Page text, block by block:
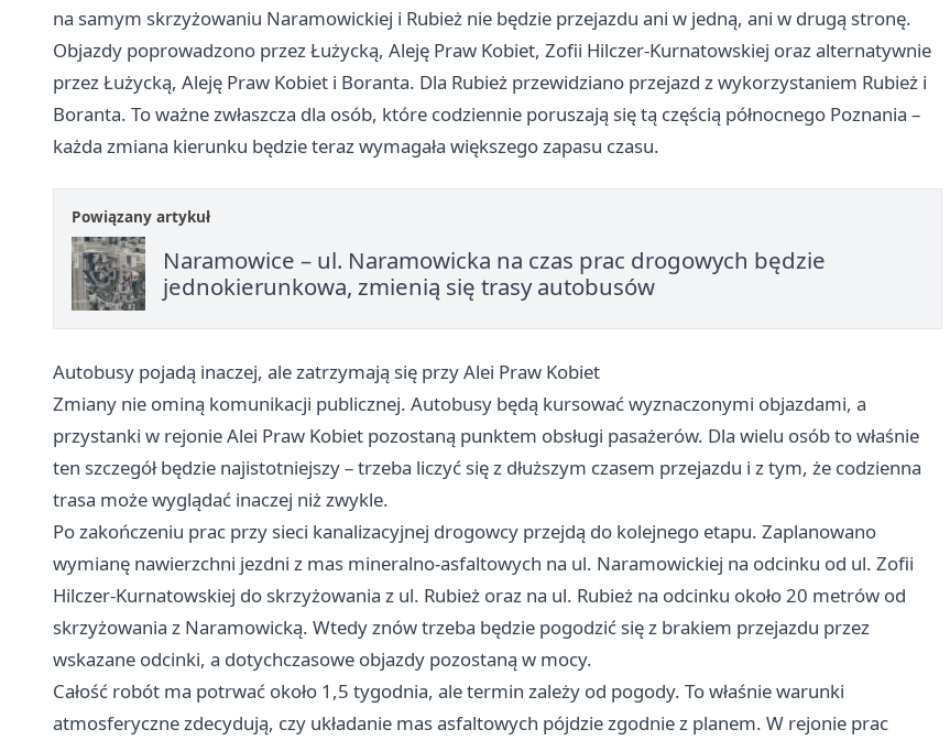
na samym skrzyżowaniu Naramowickiej i Rubież nie będzie przejazdu ani w jedną, ani w drugą stronę.
Objazdy poprowadzono przez Łużycką, Aleję Praw Kobiet, Zofii Hilczer-Kurnatowskiej oraz alternatywnie
przez Łużycką, Aleję Praw Kobiet i Boranta. Dla Rubież przewidziano przejazd z wykorzystaniem Rubież i
Boranta. To ważne zwłaszcza dla osób, które codziennie poruszają się tą częścią północnego Poznania –
każda zmiana kierunku będzie teraz wymagała większego zapasu czasu.
Powiązany artykuł
Naramowice – ul. Naramowicka na czas prac drogowych będzie
jednokierunkowa, zmienią się trasy autobusów
Autobusy pojadą inaczej, ale zatrzymają się przy Alei Praw Kobiet
Zmiany nie ominą komunikacji publicznej. Autobusy będą kursować wyznaczonymi objazdami, a
przystanki w rejonie Alei Praw Kobiet pozostaną punktem obsługi pasażerów. Dla wielu osób to właśnie
ten szczegół będzie najistotniejszy – trzeba liczyć się z dłuższym czasem przejazdu i z tym, że codzienna
trasa może wyglądać inaczej niż zwykle.
Po zakończeniu prac przy sieci kanalizacyjnej drogowcy przejdą do kolejnego etapu. Zaplanowano
wymianę nawierzchni jezdni z mas mineralno-asfaltowych na ul. Naramowickiej na odcinku od ul. Zofii
Hilczer-Kurnatowskiej do skrzyżowania z ul. Rubież oraz na ul. Rubież na odcinku około 20 metrów od
skrzyżowania z Naramowicką. Wtedy znów trzeba będzie pogodzić się z brakiem przejazdu przez
wskazane odcinki, a dotychczasowe objazdy pozostaną w mocy.
Całość robót ma potrwać około 1,5 tygodnia, ale termin zależy od pogody. To właśnie warunki
atmosferyczne zdecydują, czy układanie mas asfaltowych pójdzie zgodnie z planem. W rejonie prac